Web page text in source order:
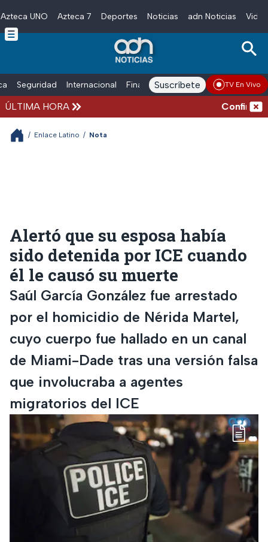
Skip to main content
Azteca UNO Azteca 7 Deportes Noticias adn Noticias
Seguridad Internacional Finanzas adn Noticias Radio
Suscríbete TV En Vivo
ÚLTIMA HORA Confirman
/ Enlace Latino / Nota
Alertó que su esposa había
sido detenida por ICE cuando
él le causó su muerte
Saúl García González fue arrestado
por el homicidio de Nérida Martel,
cuyo cuerpo fue hallado en un canal
de Miami-Dade tras una versión falsa
que involucraba a agentes
migratorios del ICE